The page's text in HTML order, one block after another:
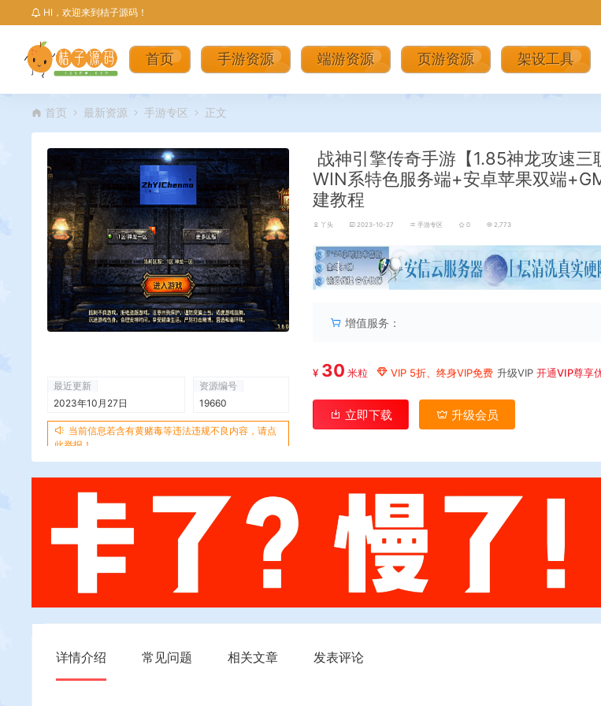
HI，欢迎来到桔子源码！
首页 手游资源 端游资源 页游资源 架设工具
首页 最新资源 手游专区 正文
最近更新
2023年10月27日
资源编号
19660
当前信息若含有黄赌毒等违法违规不良内容，请点
此举报！
战神引擎传奇手游【1.85神龙攻速
WIN系特色服务端+安卓苹果双端
建教程
丫头 2023-10-27 手游专区 0 2,773
丨
增值服务：
¥ 30 米粒 VIP 5折、终身VIP免费 升级VIP 开通VIP尊享
立即下载 升级会员
详情介绍 常见问题 相关文章 发表评论